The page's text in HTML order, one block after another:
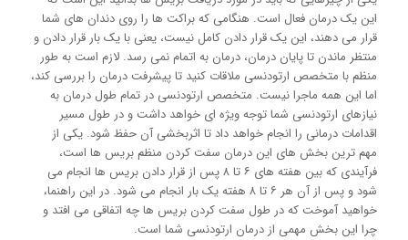
این یک درمان فعال است. هنگامی که براکت ها را روی دندان های شما
قرار می دهند، این یک قرار دادن کامل نیست، یعنی با یک بار قرار دادن و
منتظر ماندن تا پایان درمان، درمان به اتمام نمی رسد. لازم است به طور
منظم با متخصص ارتودنسی ملاقات کنید تا پیشرفت درمان را بررسی کند،
اما این همه ماجرا نیست. متخصص ارتودنسی در تمام طول درمان به
نیازهای ارتودنسی شما توجه ویژه ای خواهد داشت و در طول مسیر
اقدامات درمانی را انجام خواهد داد تا اثربخشی آن حفظ شود. یکی از
مهم ترین بخش های این درمان سفت کردن منظم بریس ها است،
فرآیندی که بین هفته های ۶ تا ۸ پس از قرار دادن بریس ها انجام می
شود و پس از آن هر ۶ تا ۸ هفته یک بار انجام می شود. در این راهنما،
خواهید آموخت که در طول سفت کردن بریس ها چه اتفاقی می افتد و
چرا این بخش مهمی از درمان ارتودنسی شما است.